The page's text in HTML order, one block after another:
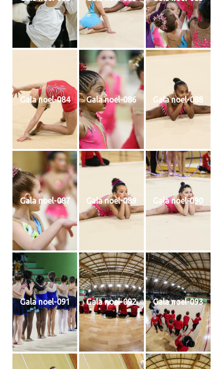
Gala noel-084 Gala noel-086 Gala noel-088
Gala noel-087 Gala noel-089 Gala noel-090
Gala noel-091 Gala noel-092 Gala noel-093